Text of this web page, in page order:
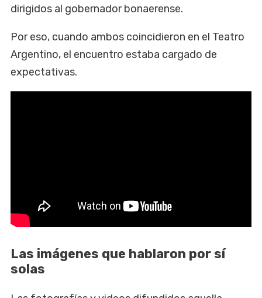
dirigidos al gobernador bonaerense.
Por eso, cuando ambos coincidieron en el Teatro
Argentino, el encuentro estaba cargado de
expectativas.
Las imágenes que hablaron por sí
solas